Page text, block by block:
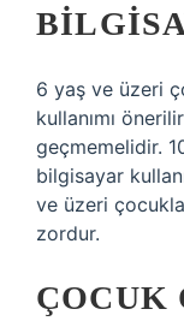
6 yaş ve üzeri
kullanımı
geçmemelidir.
bilgisayar
ve üzeri
zordur.
ÇOCUK